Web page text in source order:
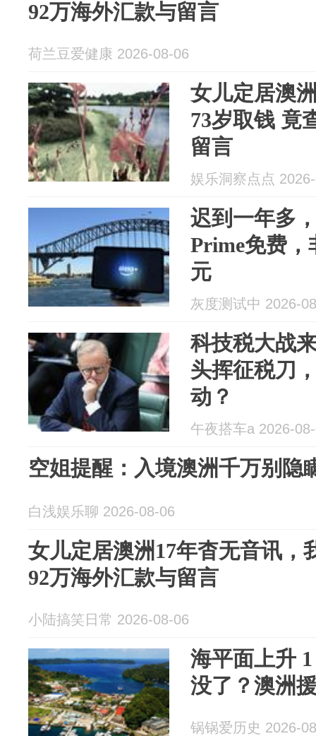
92万海外汇款与留言
荷兰豆爱健康 2026-08-06
女儿定居澳
73岁取钱 竟
留言
娱乐洞察点点
迟到一年多
Prime免费，
元
灰度测试中 2026-
科技税大战
头挥征税刀
动？
午夜搭车a 2026-
空姐提醒：入境澳洲千万别隐
白浅娱乐聊 2026-08-06
女儿定居澳洲17年杳无音讯，
92万海外汇款与留言
小陆搞笑日常 2026-08-06
海平面上升
没了？澳洲
锅锅爱历史 2026-